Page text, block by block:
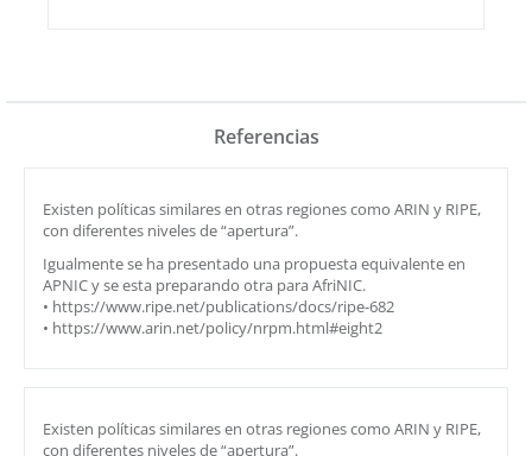
Referencias
Existen políticas similares en otras regiones como ARIN y RIPE,
con diferentes niveles de “apertura”.
Igualmente se ha presentado una propuesta equivalente en
APNIC y se esta preparando otra para AfriNIC.
• https://www.ripe.net/publications/docs/ripe-682
• https://www.arin.net/policy/nrpm.html#eight2
Existen políticas similares en otras regiones como ARIN y RIPE,
con diferentes niveles de “apertura”.